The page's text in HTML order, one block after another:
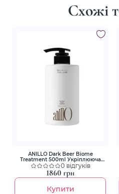
Схожі
ANILLO Dark Beer Biome
Treatment 500ml Укріплююча
маска-кондиціонер для волосся
0 відгуків
1860 грн
Купити